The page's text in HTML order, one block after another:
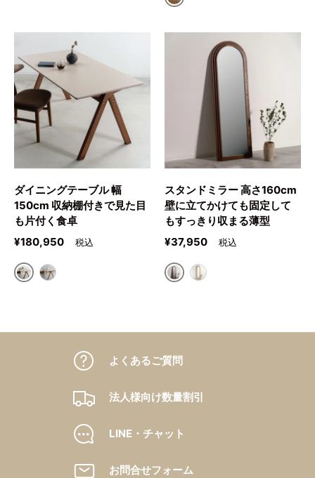
ナチュラル
ダイニングテーブル 幅
150cm 収納棚付きで見た目
も片付く食卓
定価
¥180,950
ブラウンナチュラル
スタンドミラー 高さ160cm
壁に立てかけても固定して
もすっきり収まる薄型
定価
¥37,950
ブラウンナチュラル
よくあるご質問
法人様向け数量割引
LINE・チャット
お問合せフォーム